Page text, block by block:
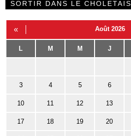
SORTIR DANS LE CHOLETAIS
« Août 2026
L M M J
3 4 5 6
10 11 12 13
17 18 19 20